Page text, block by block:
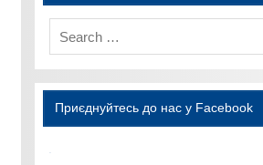
Приєднуйтесь до нас у Facebook